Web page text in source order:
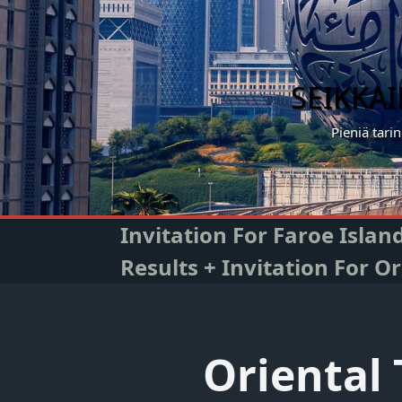
Skip
to
content
Pieniä
Invitation For Faroe
Results + Invitation For
Oriental